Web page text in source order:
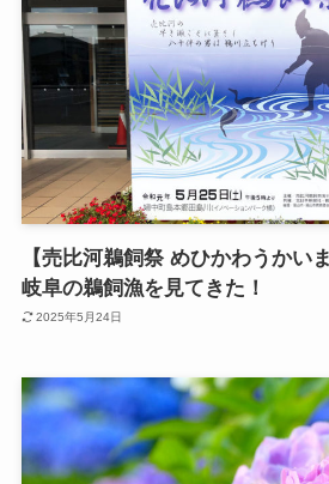
【売比河鵜飼祭 めひかわうかい
岐阜の鵜飼漁を見てきた！
2025年5月24日